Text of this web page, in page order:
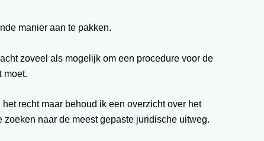
manier aan te pakken.
zoveel als mogelijk om een procedure voor de
moet.
recht maar behoud ik een overzicht over het
zoeken naar de meest gepaste juridische uitweg.